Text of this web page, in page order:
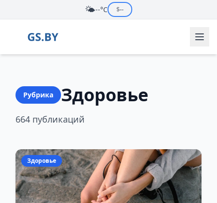
🌤️--°C $--
Рубрика Здоровье
664 публикаций
Здоровье